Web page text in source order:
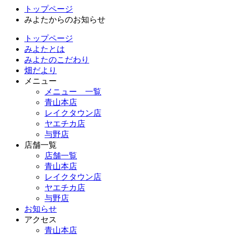
トップページ
みよたからのお知らせ
トップページ
みよたとは
みよたのこだわり
畑だより
メニュー
メニュー 一覧
青山本店
レイクタウン店
ヤエチカ店
与野店
店舗一覧
店舗一覧
青山本店
レイクタウン店
ヤエチカ店
与野店
お知らせ
アクセス
青山本店